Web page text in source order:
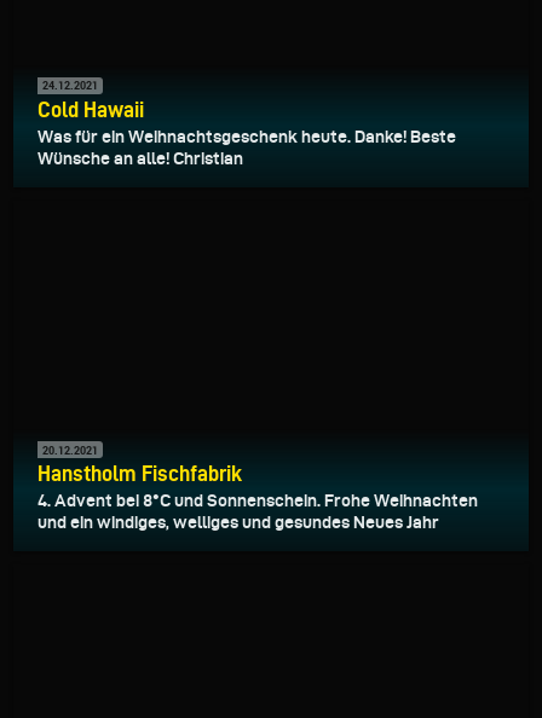
24.12.2021
Cold Hawaii
Was für ein Weihnachtsgeschenk heute. Danke! Beste
Wünsche an alle! Christian
20.12.2021
Hanstholm Fischfabrik
4. Advent bei 8°C und Sonnenschein. Frohe Weihnachten
und ein windiges, welliges und gesundes Neues Jahr